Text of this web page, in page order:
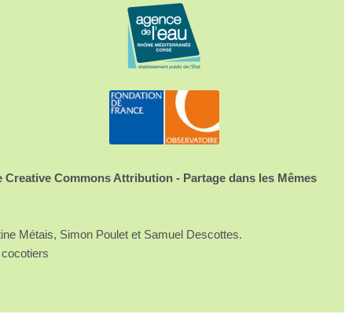
Creative Commons Attribution - Partage dans les Mêmes
Métais, Simon Poulet et Samuel Descottes.